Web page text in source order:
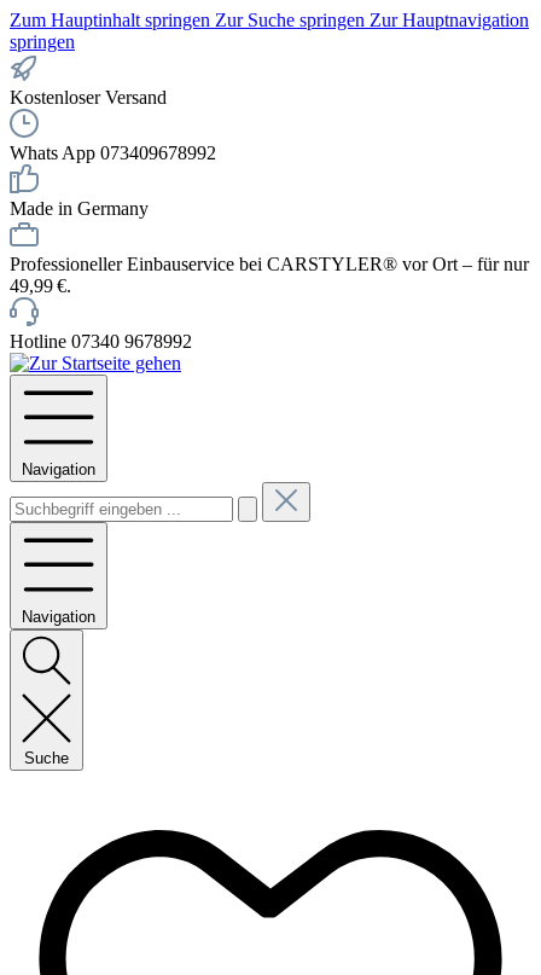
Zum Hauptinhalt springen Zur Suche springen Zur Hauptnavigation
springen
Kostenloser Versand
Whats App 073409678992
Made in Germany
Professioneller Einbauservice bei CARSTYLER® vor Ort – für nur
49,99 €.
Hotline 07340 9678992
Navigation
Navigation
Suche